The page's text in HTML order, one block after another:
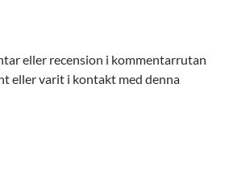
eller recension i kommentarrutan
eller varit i kontakt med denna